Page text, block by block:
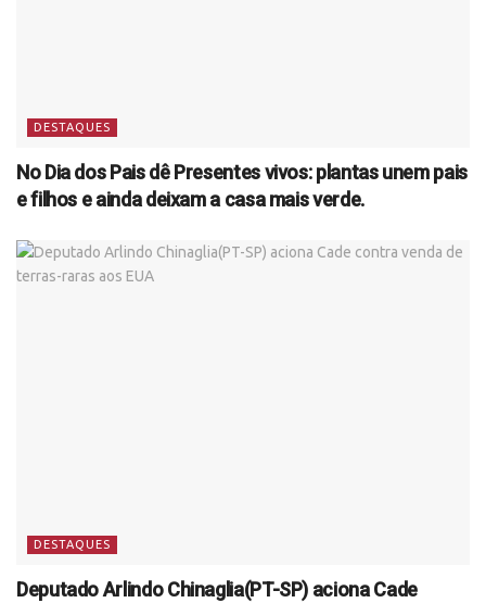
DESTAQUES
No Dia dos Pais dê Presentes vivos: plantas unem pais
e filhos e ainda deixam a casa mais verde.
DESTAQUES
Deputado Arlindo Chinaglia(PT-SP) aciona Cade